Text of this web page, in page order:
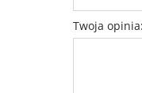
Twoja opinia: